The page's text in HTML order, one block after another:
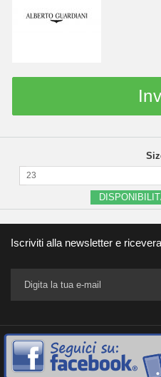
23
Iscriviti alla newsletter e